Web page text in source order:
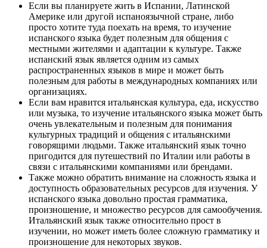
Если вы планируете жить в Испании, Латинской
Америке или другой испаноязычной стране, либо
просто хотите туда поехать на время, то изучение
испанского языка будет полезным для общения с
местными жителями и адаптации к культуре. Также
испанский язык является одним из самых
распространенных языков в мире и может быть
полезным для работы в международных компаниях или
организациях.
Если вам нравится итальянская культура, еда, искусство
или музыка, то изучение итальянского языка может быть
очень увлекательным и полезным для понимания
культурных традиций и общения с итальянскими
говорящими людьми. Также итальянский язык точно
пригодится для путешествий по Италии или работы в
связи с итальянскими компаниями или брендами.
Также можно обратить внимание на сложность языка и
доступность образовательных ресурсов для изучения. У
испанского языка довольно простая грамматика,
произношение, и множество ресурсов для самообучения.
Итальянский язык также относительно прост в
изучении, но может иметь более сложную грамматику и
произношение для некоторых звуков.